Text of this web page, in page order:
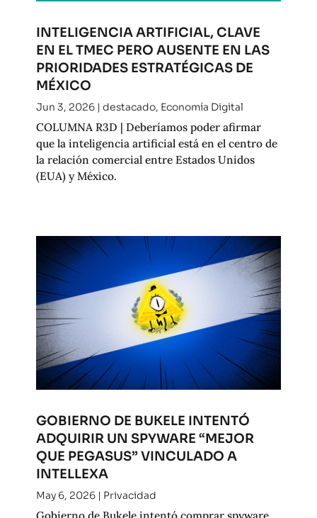
INTELIGENCIA ARTIFICIAL, CLAVE
EN EL TMEC PERO AUSENTE EN LAS
PRIORIDADES ESTRATÉGICAS DE
MÉXICO
Jun 3, 2026| destacado, Economía Digital
COLUMNA R3D | Deberíamos poder afirmar
que la inteligencia artificial está en el centro de
la relación comercial entre Estados Unidos
(EUA) y México.
GOBIERNO DE BUKELE INTENTÓ
ADQUIRIR UN SPYWARE “MEJOR
QUE PEGASUS” VINCULADO A
INTELLEXA
May 6, 2026| Privacidad
Gobierno de Bukele intentó comprar spyware